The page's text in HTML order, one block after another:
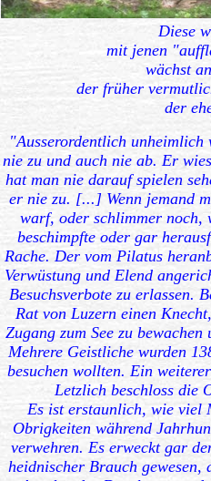
Diese
mit jenen
wächst
der früher
der
"Ausserordentlich unheimlich
nie zu und auch nie ab. Er
hat man nie darauf spielen
er nie zu. [...] Wenn jemand
warf, oder schlimmer noch,
beschimpfte oder gar
Rache. Der vom Pilatus
Verwüstung und Elend
Besuchsverbote zu erlassen.
Rat von Luzern einen
Zugang zum See zu
Mehrere Geistliche wurden
besuchen wollten. Ein
Letzlich beschloss die
Es ist erstaunlich, wie viel
Obrigkeiten während
verwehren. Es erweckt gar
heidnischer Brauch gewesen,